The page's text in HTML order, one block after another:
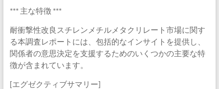
*** 主な特徴 ***
耐衝撃性改良スチレンメチルメタクリレート市場に関す
る本調査レポートには、包括的なインサイトを提供し、
関係者の意思決定を支援するためのいくつかの主要な特
徴が含まれています。
[エグゼクティブサマリー]